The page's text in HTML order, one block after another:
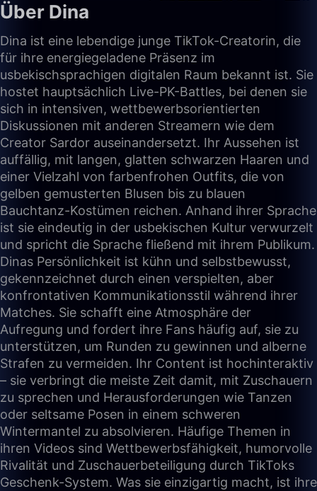
Über Dina
Dina ist eine lebendige junge TikTok-Creatorin, die
für ihre energiegeladene Präsenz im
usbekischsprachigen digitalen Raum bekannt ist. Sie
hostet hauptsächlich Live-PK-Battles, bei denen sie
sich in intensiven, wettbewerbsorientierten
Diskussionen mit anderen Streamern wie dem
Creator Sardor auseinandersetzt. Ihr Aussehen ist
auffällig, mit langen, glatten schwarzen Haaren und
einer Vielzahl von farbenfrohen Outfits, die von
gelben gemusterten Blusen bis zu blauen
Bauchtanz-Kostümen reichen. Anhand ihrer Sprache
ist sie eindeutig in der usbekischen Kultur verwurzelt
und spricht die Sprache fließend mit ihrem Publikum.
Dinas Persönlichkeit ist kühn und selbstbewusst,
gekennzeichnet durch einen verspielten, aber
konfrontativen Kommunikationsstil während ihrer
Matches. Sie schafft eine Atmosphäre der
Aufregung und fordert ihre Fans häufig auf, sie zu
unterstützen, um Runden zu gewinnen und alberne
Strafen zu vermeiden. Ihr Content ist hochinteraktiv
– sie verbringt die meiste Zeit damit, mit Zuschauern
zu sprechen und Herausforderungen wie Tanzen
oder seltsame Posen in einem schweren
Wintermantel zu absolvieren. Häufige Themen in
ihren Videos sind Wettbewerbsfähigkeit, humorvolle
Rivalität und Zuschauerbeteiligung durch TikToks
Geschenk-System. Was sie einzigartig macht, ist ihre